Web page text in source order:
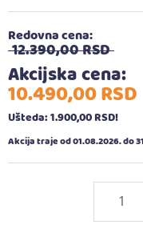
Redovna cena:
12.390,00RSD
Akcijska cena:
10.490,00RSD
Ušteda: 1.900,00RSD!
Akcija traje od 01.08.2026. do